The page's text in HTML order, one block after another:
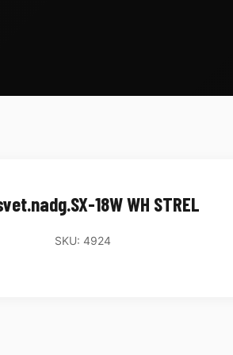
18W WH STREL
SKU: 4924